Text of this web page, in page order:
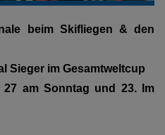
beim Skifliegen & den
Sieger im Gesamtweltcup
am Sonntag und 23. Im